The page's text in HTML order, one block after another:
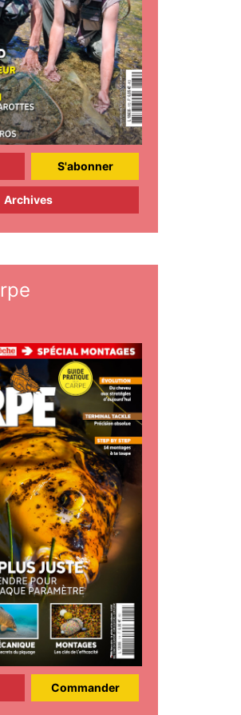
S'abonner
Archives
Commander